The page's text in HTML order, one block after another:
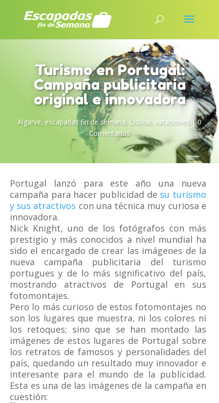
Turismo en Portugal:
Campaña publicitaria
original e innovadora
Algarve, escapadas fin de semana, Lisboa, vacaciones|0
Comentarios
Portugal lanzó para este año una nueva
campaña para hacer publicidad de su turismo
y sus atractivos con una técnica muy curiosa e
innovadora.
Nick Knight, uno de los fotógrafos con más
prestigio y más conocidos a nivel mundial ha
sido el encargado de crear las imágenes de la
nueva campaña publicitaria del turismo
portugues y de lo más significativo del país,
mostrando atractivos de Portugal en sus
fotomontajes.
Pero lo más curioso de estos fotomontajes no
son los lugares que muestra, ni los colores ni
los retoques; sino que se han montado las
imágenes de estos lugares de Portugal sobre
los retratos de famosos y personalidades del
país, quedando un resultado muy innovador e
interesante para el mundo de la publicidad.
Esta es una de las imágenes de la campaña en
cuestión: